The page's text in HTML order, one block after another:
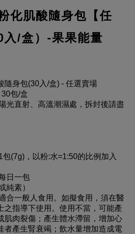
化肌酸隨身包 【任
入/盒） -果果能量
隨身包(30入/盒) - 任選賣場
30包/盒
光直射、高溫潮濕處，拆封後請盡
包(7g)，以粉:水=1:50的比例加入
日一包
純素）
合一般人食用。如擬食用，須在醫
之指導下使用。使用不當，可能產
肌肉裂傷；產生體水滯留，增加心
者產生腎衰竭；飲水量增加造成電